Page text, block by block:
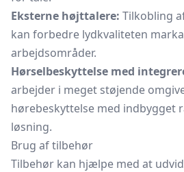
Eksterne højttalere: Tilkobling
kan forbedre lydkvaliteten
arbejdsområder.
Hørselbeskyttelse med
arbejder i meget støjende
hørebeskyttelse med indbygget
løsning.
Brug af tilbehør
Tilbehør kan hjælpe med at